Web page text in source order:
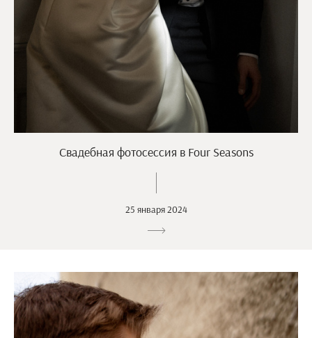
Свадебная фотосессия в Four Seasons
25 января 2024